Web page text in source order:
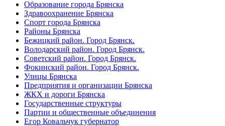
Образование города Брянска
Здравоохранение Брянска
Спорт города Брянска
Районы Брянска
Бежицкий район. Город Брянск.
Володарский район. Город Брянск.
Советский район. Город Брянск.
Фокинский район. Город Брянск.
Улицы Брянска
Предприятия и организации Брянска
ЖКХ и дороги Брянска
Государственные структуры
Партии и общественные объединения
Егор Ковальчук губернатор